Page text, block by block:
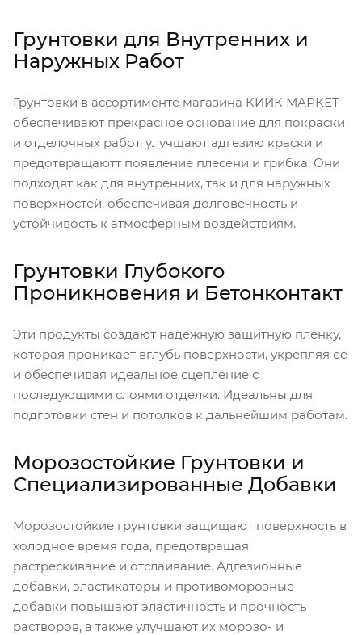
Грунтовки для Внутренних и
Наружных Работ
Грунтовки в ассортименте магазина КИИК МАРКЕТ
обеспечивают прекрасное основание для покраски
и отделочных работ, улучшают адгезию краски и
предотвращаютт появление плесени и грибка. Они
подходят как для внутренних, так и для наружных
поверхностей, обеспечивая долговечность и
устойчивость к атмосферным воздействиям.
Грунтовки Глубокого
Проникновения и Бетонконтакт
Эти продукты создают надежную защитную пленку,
которая проникает вглубь поверхности, укрепляя ее
и обеспечивая идеальное сцепление с
последующими слоями отделки. Идеальны для
подготовки стен и потолков к дальнейшим работам.
Морозостойкие Грунтовки и
Специализированные Добавки
Морозостойкие грунтовки защищают поверхность в
холодное время года, предотвращая
растрескивание и отслаивание. Адгезионные
добавки, эластикаторы и противоморозные
добавки повышают эластичность и прочность
растворов, а также улучшают их морозо- и